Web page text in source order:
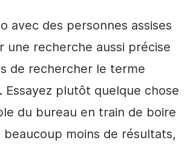
avec des personnes assises
une recherche aussi précise
de rechercher le terme
Essayez plutôt quelque chose
du bureau en train de boire
moins de résultats,